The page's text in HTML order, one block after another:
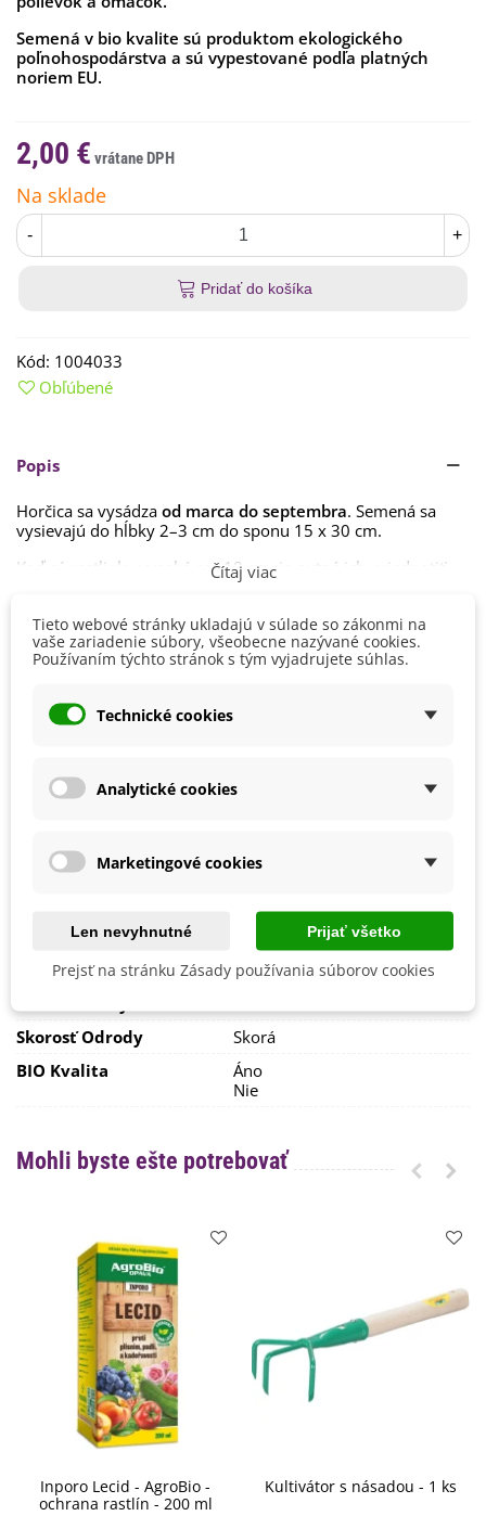
Semená v bio kvalite sú produktom ekologického
poľnohospodárstva a sú vypestované podľa platných
noriem EU.
2,00 €
Na sklade
- +
Pridať do košíka
Kód: 1004033
Obľúbené
Popis
Horčica sa vysádza od marca do septembra. Semená sa
vysievajú do hĺbky 2–3 cm do sponu 15 x 30 cm.
Keď sú rastlinky vysoké cca 10 cm, je nutné ich vyjednotiť.
a slnečnom stanovisku vhlinitopiesčitej, priepustnej pôde
s obsahom vápna.
prílišnú vlhkosť.
Čítaj viac
Detaily produktu
Stanovisko
Výsev/výsadba
Marec
September
Mrazuvzdornosť
Nie
Špeciálne Vlastnosti
Jedlé
Skorosť Odrody
Skorá
BIO Kvalita
Áno
Nie
Mohli byste ešte potrebovať
Inporo Lecid - AgroBio -
ochrana rastlín - 200 ml
Kultivátor s násadou - 1 ks
Tieto webové stránky ukladajú v súlade so zákonmi na
vaše zariadenie súbory, všeobecne nazývané cookies.
Používaním týchto stránok s tým vyjadrujete súhlas.
Technické cookies
Analytické cookies
Marketingové cookies
Len nevyhnutné Prijať všetko
Prejsť na stránku Zásady používania súborov cookies